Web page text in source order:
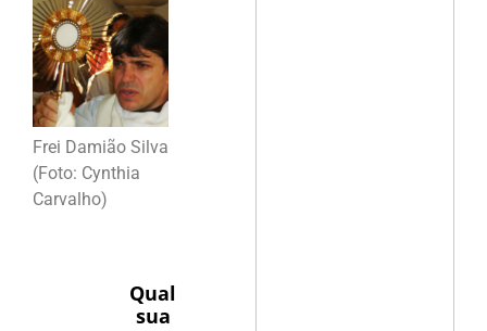
Frei Damião Silva
(Foto: Cynthia
Carvalho)
Qual
sua